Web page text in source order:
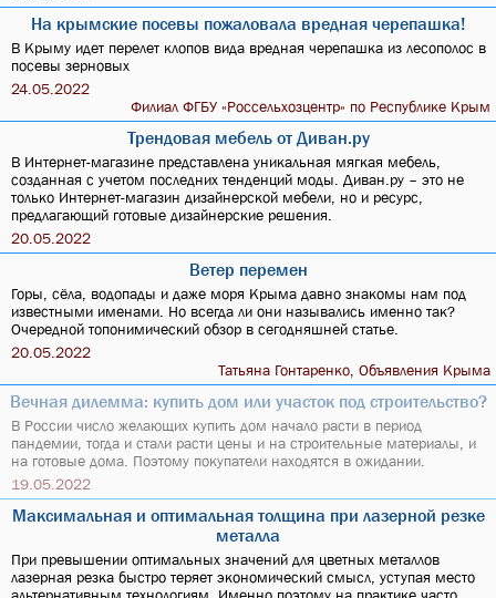
На крымские посевы пожаловала вредная черепашка!
В Крыму идет перелет клопов вида вредная черепашка из лесополос в
посевы зерновых
24.05.2022
Филиал ФГБУ «Россельхозцентр» по Республике Крым
Трендовая мебель от Диван.ру
В Интернет-магазине представлена уникальная мягкая мебель,
созданная с учетом последних тенденций моды. Диван.ру – это не
только Интернет-магазин дизайнерской мебели, но и ресурс,
предлагающий готовые дизайнерские решения.
20.05.2022
Ветер перемен
Горы, сёла, водопады и даже моря Крыма давно знакомы нам под
известными именами. Но всегда ли они назывались именно так?
Очередной топонимический обзор в сегодняшней статье.
20.05.2022
Татьяна Гонтаренко, Объявления Крыма
Вечная дилемма: купить дом или участок под строительство?
В России число желающих купить дом начало расти в период
пандемии, тогда и стали расти цены и на строительные материалы, и
на готовые дома. Поэтому покупатели находятся в ожидании.
19.05.2022
Максимальная и оптимальная толщина при лазерной резке
металла
При превышении оптимальных значений для цветных металлов
лазерная резка быстро теряет экономический смысл, уступая место